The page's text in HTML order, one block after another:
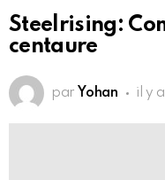
Steelrising:
centaure
par Yohan il y